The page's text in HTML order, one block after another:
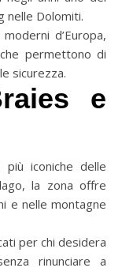
nelle Dolomiti.
d’Europa,
permettono di
sicurezza.
e
iconiche delle
la zona offre
e nelle montagne
per chi desidera
rinunciare a